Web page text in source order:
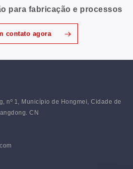
para fabricação e processos
contato agora
nº 1, Município de Hongmei, Cidade de
CN